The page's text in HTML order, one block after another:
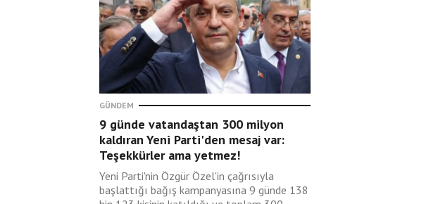
GÜNDEM
9 günde vatandaştan 300 milyon
kaldıran Yeni Parti'den mesaj var:
Teşekkürler ama yetmez!
Yeni Parti'nin Özgür Özel'in çağrısıyla
başlattığı bağış kampanyasına 9 günde 138